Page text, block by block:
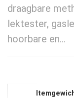
draagbare
lektester,
hoorbare en…